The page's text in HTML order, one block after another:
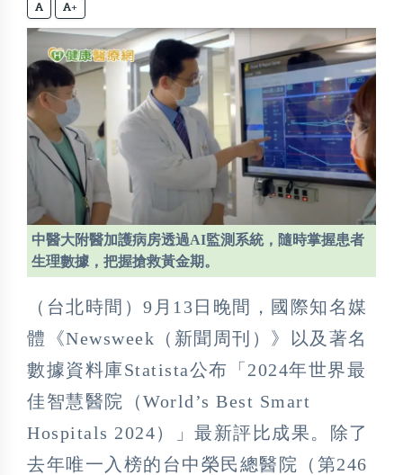
+
中醫大附醫加護病房透過AI監測系統，隨時掌握患者
生理數據，把握搶救黃金期。
（台北時間）9月13日晚間，國際知名媒
體《Newsweek（新聞周刊）》以及著名
數據資料庫Statista公布「2024年世界最
佳智慧醫院（World’s Best Smart
Hospitals 2024）」最新評比成果。除了
去年唯一入榜的台中榮民總醫院（第246